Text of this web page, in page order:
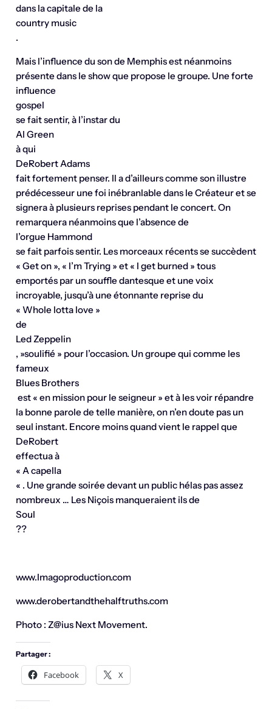
dans la capitale de la
country music
.
Mais l’influence du son de Memphis est néanmoins
présente dans le show que propose le groupe. Une forte
influence
gospel
se fait sentir, à l’instar du
Al Green
à qui
DeRobert Adams
fait fortement penser. Il a d’ailleurs comme son illustre
prédécesseur une foi inébranlable dans le Créateur et se
signera à plusieurs reprises pendant le concert. On
remarquera néanmoins que l’absence de
l’orgue Hammond
se fait parfois sentir. Les morceaux récents se succèdent
« Get on », « I’m Trying » et « I get burned » tous
emportés par un souffle dantesque et une voix
incroyable, jusqu’à une étonnante reprise du
« Whole lotta love »
de
Led Zeppelin
, »soulifié » pour l’occasion. Un groupe qui comme les
fameux
Blues Brothers
est « en mission pour le seigneur » et à les voir répandre
la bonne parole de telle manière, on n’en doute pas un
seul instant. Encore moins quand vient le rappel que
DeRobert
effectua à
« A capella
« . Une grande soirée devant un public hélas pas assez
nombreux … Les Niçois manqueraient ils de
Soul
??
www.Imagoproduction.com
www.derobertandthehalftruths.com
Photo : Z@ius Next Movement.
Partager :
Facebook X